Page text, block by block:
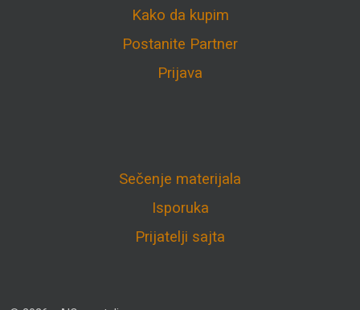
Kako da kupim
Postanite Partner
Prijava
Sečenje materijala
Isporuka
Prijatelji sajta